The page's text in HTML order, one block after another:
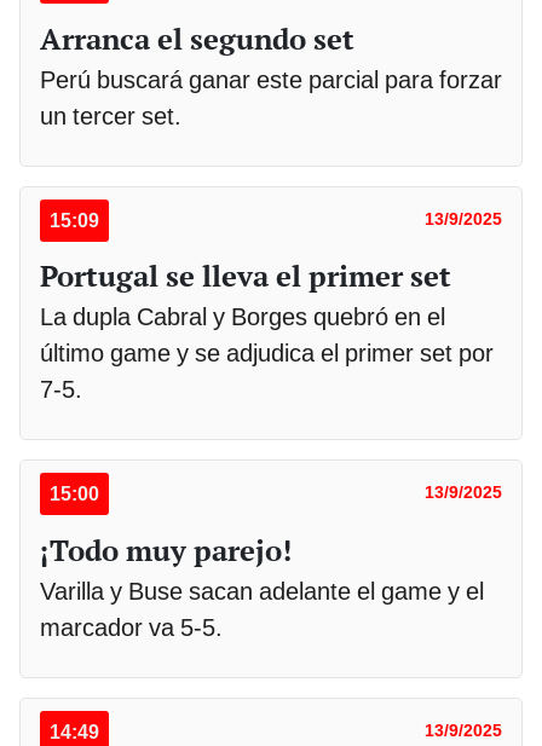
Arranca el segundo set
Perú buscará ganar este parcial para forzar
un tercer set.
15:09 13/9/2025
Portugal se lleva el primer set
La dupla Cabral y Borges quebró en el
último game y se adjudica el primer set por
7-5.
15:00 13/9/2025
¡Todo muy parejo!
Varilla y Buse sacan adelante el game y el
marcador va 5-5.
14:49 13/9/2025